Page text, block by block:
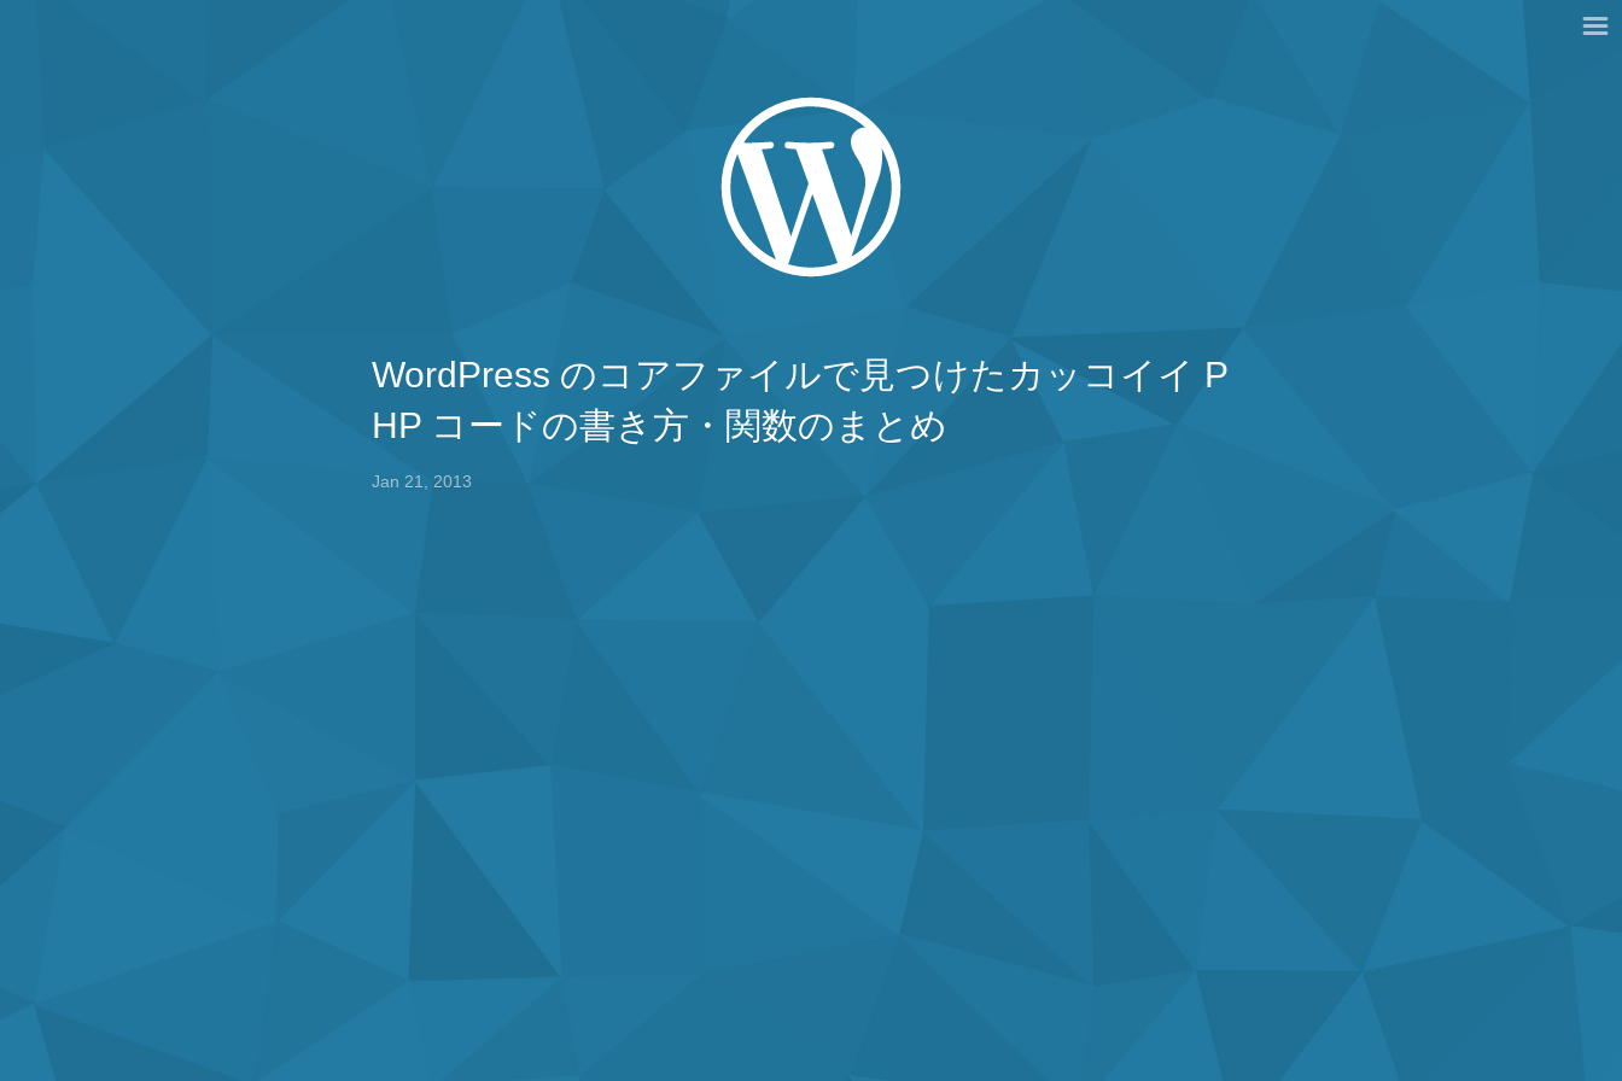
WordPress のコアファイルで見つけたカッコイイ P
HP コードの書き方・関数のまとめ
Jan 21, 2013